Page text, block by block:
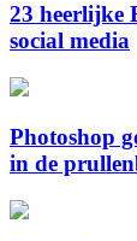
23 heerlijke
social media
Photoshop
in de